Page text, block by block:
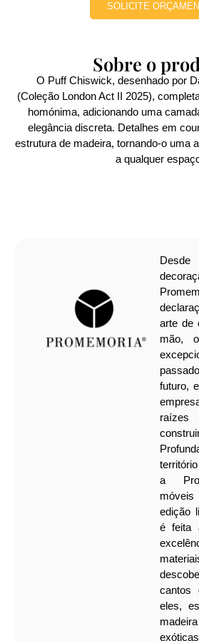
SOLICITE
Sobre o
O Puff Chiswick, desenhado por
(Coleção London Act II 2025),
homónima, adicionando uma
elegância discreta. Detalhes em
estrutura de madeira, tornando-o uma
a qualquer
Desde
arte de
mão,
futuro,
raízes
a
edição
é feita
cantos
eles,